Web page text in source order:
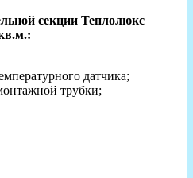
секции Теплолюкс
датчика;
трубки;